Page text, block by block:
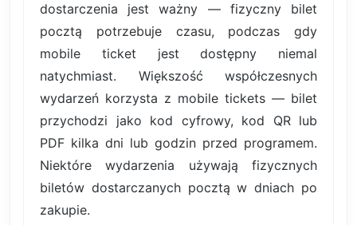
dostarczenia jest ważny — fizyczny bilet
pocztą potrzebuje czasu, podczas gdy
mobile ticket jest dostępny niemal
natychmiast. Większość współczesnych
wydarzeń korzysta z mobile tickets — bilet
przychodzi jako kod cyfrowy, kod QR lub
PDF kilka dni lub godzin przed programem.
Niektóre wydarzenia używają fizycznych
biletów dostarczanych pocztą w dniach po
zakupie.